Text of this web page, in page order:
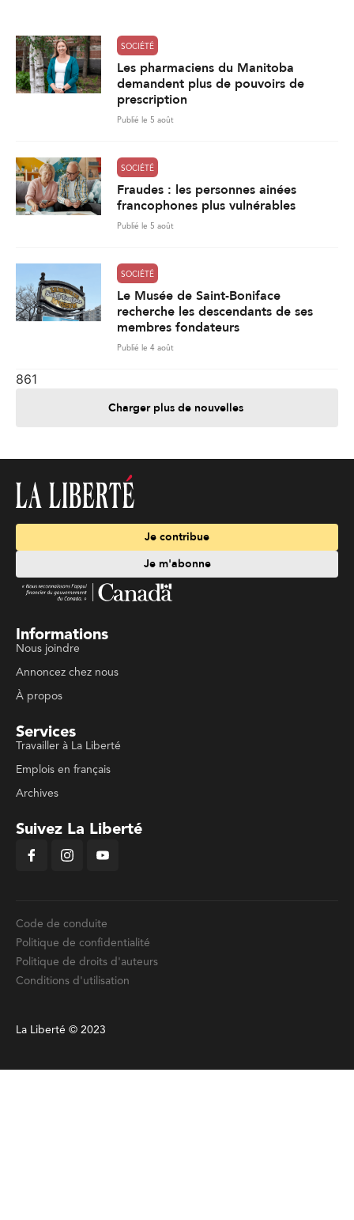
SOCIÉTÉ
Les pharmaciens du Manitoba
demandent plus de pouvoirs de
prescription
Publié le 5 août
SOCIÉTÉ
Fraudes : les personnes ainées
francophones plus vulnérables
Publié le 5 août
SOCIÉTÉ
Le Musée de Saint-Boniface
recherche les descendants de ses
membres fondateurs
Publié le 4 août
861
Charger plus de nouvelles
Je contribue
Je m'abonne
Informations
Nous joindre
Annoncez chez nous
À propos
Services
Travailler à La Liberté
Emplois en français
Archives
Suivez La Liberté
Code de conduite
Politique de confidentialité
Politique de droits d'auteurs
Conditions d'utilisation
La Liberté © 2023